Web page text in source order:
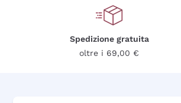
Spedizione gratuita
oltre i 69,00 €